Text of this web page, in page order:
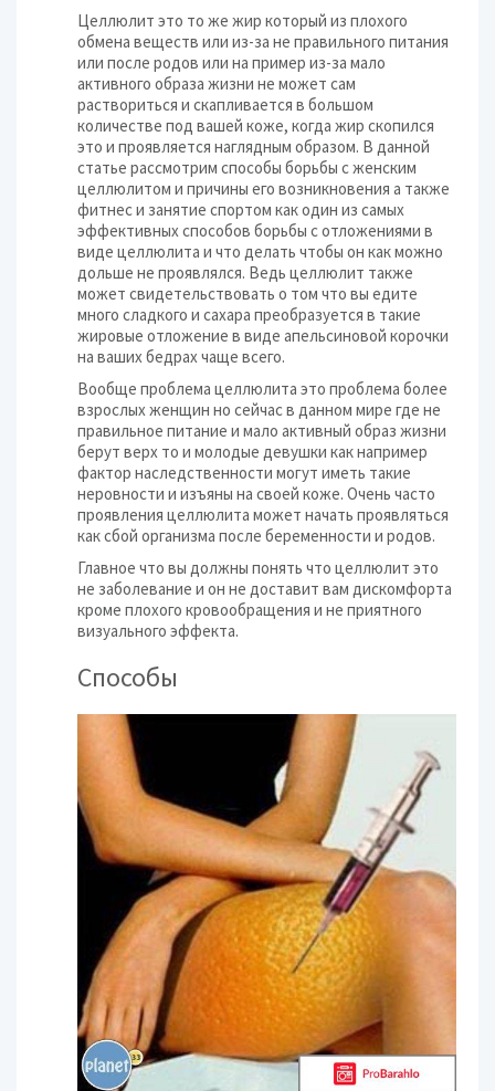
Целлюлит это то же жир который из плохого
обмена веществ или из-за не правильного питания
или после родов или на пример из-за мало
активного образа жизни не может сам
раствориться и скапливается в большом
количестве под вашей коже, когда жир скопился
это и проявляется наглядным образом. В данной
статье рассмотрим способы борьбы с женским
целлюлитом и причины его возникновения а также
фитнес и занятие спортом как один из самых
эффективных способов борьбы с отложениями в
виде целлюлита и что делать чтобы он как можно
дольше не проявлялся. Ведь целлюлит также
может свидетельствовать о том что вы едите
много сладкого и сахара преобразуется в такие
жировые отложение в виде апельсиновой корочки
на ваших бедрах чаще всего.
Вообще проблема целлюлита это проблема более
взрослых женщин но сейчас в данном мире где не
правильное питание и мало активный образ жизни
берут верх то и молодые девушки как например
фактор наследственности могут иметь такие
неровности и изъяны на своей коже. Очень часто
проявления целлюлита может начать проявляться
как сбой организма после беременности и родов.
Главное что вы должны понять что целлюлит это
не заболевание и он не доставит вам дискомфорта
кроме плохого кровообращения и не приятного
визуального эффекта.
Способы